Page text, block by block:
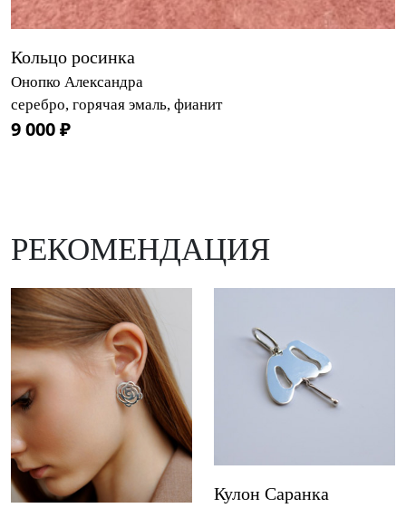
Кольцо росинка
Онопко Александра
серебро, горячая эмаль, фианит
9 000 ₽
РЕКОМЕНДАЦИЯ
Кулон Саранка